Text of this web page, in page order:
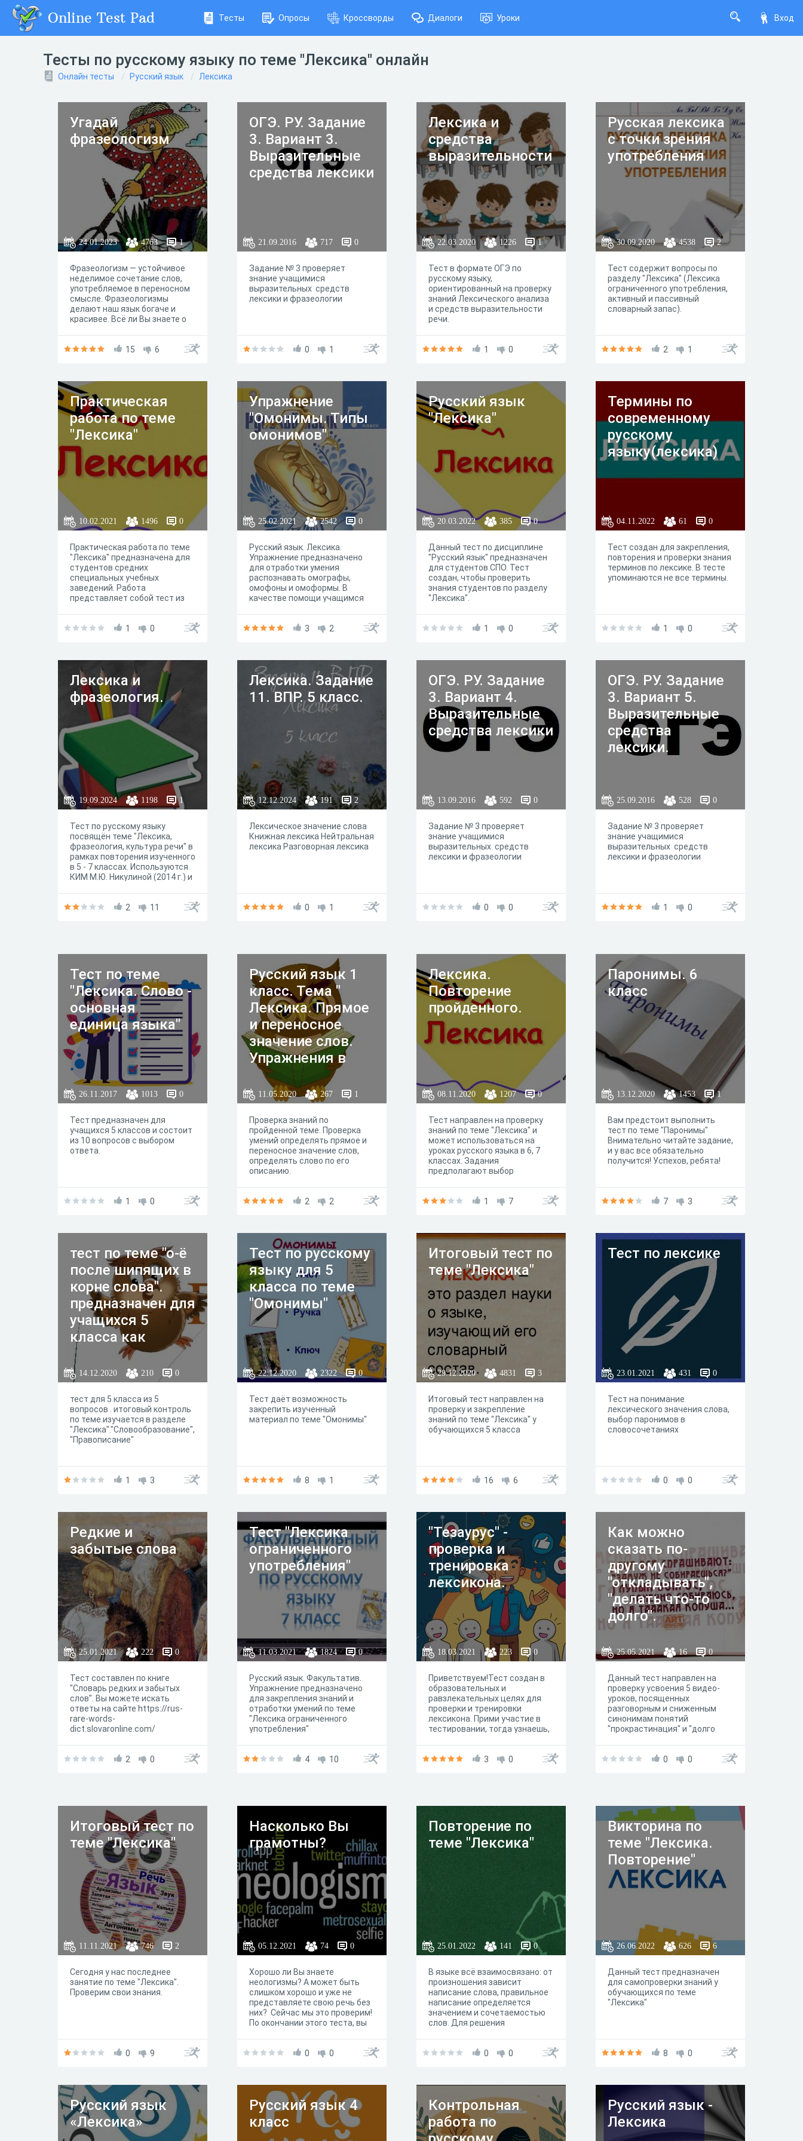
Вход
Online Test Pad Тесты Опросы Кроссворды Диалоги Уроки
Тесты по русскому языку по теме "Лексика" онлайн
Онлайн тесты Русский язык Лексика
Угадай
фразеологизм
24.01.2023 4763 1
Фразеологизм — устойчивое
неделимое сочетание слов,
употребляемое в переносном
смысле. Фразеологизмы
делают наш язык богаче и
красивее. Всё ли Вы знаете о
15
6
ОГЭ. РУ. Задание
3. Вариант 3.
Выразительные
средства лексики
21.09.2016 717 0
Задание № 3 проверяет
знание учащимися
выразительных средств
лексики и фразеологии
0 1
Лексика и
средства
выразительности
22.03.2020 1226 1
Тест в формате ОГЭ по
русскому языку,
ориентированный на проверку
знаний Лексического анализа
и средств выразительности
речи.
1 0
Русская лексика
с точки зрения
употребления
30.09.2020 4538 2
Тест содержит вопросы по
разделу "Лексика" (Лексика
ограниченного употребления,
активный и пассивный
словарный запас).
2 1
Практическая
работа по теме
"Лексика"
10.02.2021 1496 0
Практическая работа по теме
"Лексика" предназначена для
студентов средних
специальных учебных
заведений. Работа
представляет собой тест из
задания на установление
1 0
Упражнение
"Омонимы. Типы
омонимов"
25.02.2021 2542 0
Русский язык. Лексика.
Упражнение предназначено
для отработки умения
распознавать омографы,
омофоны и омоформы. В
качестве помощи учащимся
сведения по теме.
3 2
Русский язык
"Лексика"
20.03.2022 385 0
Данный тест по дисциплине
"Русский язык" предназначен
для студентов СПО. Тест
создан, чтобы проверить
знания студентов по разделу
"Лексика".
1 0
Термины по
современному
русскому
языку(лексика)
04.11.2022 61 0
Тест создан для закрепления,
повторения и проверки знания
терминов по лексике. В тесте
упоминаются не все термины.
1 0
Лексика и
фразеология.
19.09.2024 1198 1
Тест по русскому языку
посвящён теме "Лексика,
фразеология, культура речи" в
рамках повторения изученного
в 5 - 7 классах. Используются
КИМ М.Ю. Никулиной (2014 г.) и
2
11
Лексика. Задание
11. ВПР. 5 класс.
12.12.2024 191 2
Лексическое значение слова
Книжная лексика Нейтральная
лексика Разговорная лексика
0 1
ОГЭ. РУ. Задание
3. Вариант 4.
Выразительные
средства лексики
13.09.2016 592 0
Задание № 3 проверяет
знание учащимися
выразительных средств
лексики и фразеологии
0 0
ОГЭ. РУ. Задание
3. Вариант 5.
Выразительные
средства
лексики.
25.09.2016 528 0
Задание № 3 проверяет
знание учащимися
выразительных средств
лексики и фразеологии
1 0
Тест по теме
"Лексика. Слово -
основная
единица языка"
26.11.2017 1013 0
Тест предназначен для
учащихся 5 классов и состоит
из 10 вопросов с выбором
ответа.
1 0
Русский язык 1
класс. Тема "
Лексика. Прямое
и переносное
значение слов.
Упражнения в
определении
значения слов".
11.05.2020 267 1
Проверка знаний по
пройденной теме. Проверка
умений определять прямое и
переносное значение слов,
определять слово по его
описанию.
2 2
Лексика.
Повторение
пройденного.
08.11.2020 1207 0
Тест направлен на проверку
знаний по теме "Лексика" и
может использоваться на
уроках русского языка в 6, 7
классах. Задания
предполагают выбор
соответствий.1 7
Паронимы. 6
класс
13.12.2020 1453 1
Вам предстоит выполнить
тест по теме "Паронимы"
Внимательно читайте задание,
и у вас все обязательно
получится! Успехов, ребята!
7 3
тест по теме "о-ё
после шипящих в
корне слова".
предназначен для
учащихся 5
класса как
итоговый
контроль по теме
14.12.2020 210 0
тест для 5 класса из 5
вопросов . итоговый контроль
по теме.изучается в разделе
"Лексика"."Словообразование",
"Правописание"
1 3
Тест по русскому
языку для 5
класса по теме
"Омонимы"
22.12.2020 2322 0
Тест даёт возможность
закрепить изученный
материал по теме "Омонимы"
8 1
Итоговый тест по
теме "Лексика"
29.12.2020 4831 3
Итоговый тест направлен на
проверку и закрепление
знаний по теме "Лексика" у
обучающихся 5 класса
16 6
Тест по лексике
23.01.2021 431 0
Тест на понимание
лексического значения слова,
выбор паронимов в
словосочетаниях
0 0
Редкие и
забытые слова
25.01.2021 222 0
Тест составлен по книге
"Словарь редких и забытых
слов". Вы можете искать
ответы на сайте https://rus-
rare-words-
dict.slovaronline.com/
2 0
Тест "Лексика
ограниченного
употребления"
11.03.2021 1824 0
Русский язык. Факультатив.
Упражнение предназначено
для закрепления знаний и
отработки умений по теме
"Лексика ограниченного
употребления"
4 10
"Тезаурус" -
проверка и
тренировка
лексикона.
18.03.2021 223 0
Приветствуем!Тест создан в
образовательных и
равзлекательных целях для
проверки и тренировки
лексикона. Прими участие в
тестировании, тогда узнаешь,
удачи!
3 0
Как можно
сказать по-
другому
"откладывать",
"делать что-то
долго".
25.05.2021 16 0
Данный тест направлен на
проверку усвоения 5 видео-
уроков, посященных
разговорным и сниженным
синонимам понятий
"прокрастинация" и "долго
0 0
Итоговый тест по
теме "Лексика"
11.11.2021 746 2
Сегодня у нас последнее
занятие по теме "Лексика".
Проверим свои знания.
0 9
Насколько Вы
грамотны?
05.12.2021 74 0
Хорошо ли Вы знаете
неологизмы? А может быть
слишком хорошо и уже не
представляете свою речь без
них? Сейчас мы это проверим!
По окончании этого теста, вы
сделать Вашу речи более
лишние неологизмы
0 0
Повторение по
теме "Лексика"
25.01.2022 141 0
В языке всё взаимосвязано: от
произношения зависит
написание слова, правильное
написание определяется
значением и сочетаемостью
слов. Для решения
навык.
0 0
Викторина по
теме "Лексика.
Повторение"
26.06.2022 626 6
Данный тест предназначен
для самопроверки знаний у
обучающихся по теме
"Лексика"
8 0
Русский язык
«Лексика»
Русский язык 4
класс
Контрольная
работа по
Русский язык -
Лексика